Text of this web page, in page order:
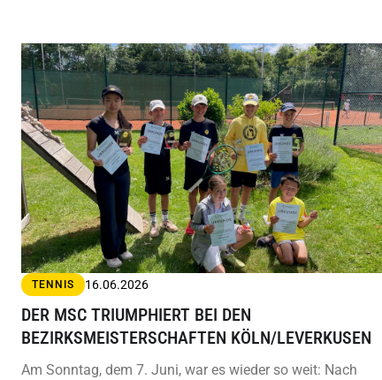
TENNIS 16.06.2026
DER MSC TRIUMPHIERT BEI DEN
BEZIRKSMEISTERSCHAFTEN KÖLN/LEVERKUSEN
Am Sonntag, dem 7. Juni, war es wieder so weit: Nach